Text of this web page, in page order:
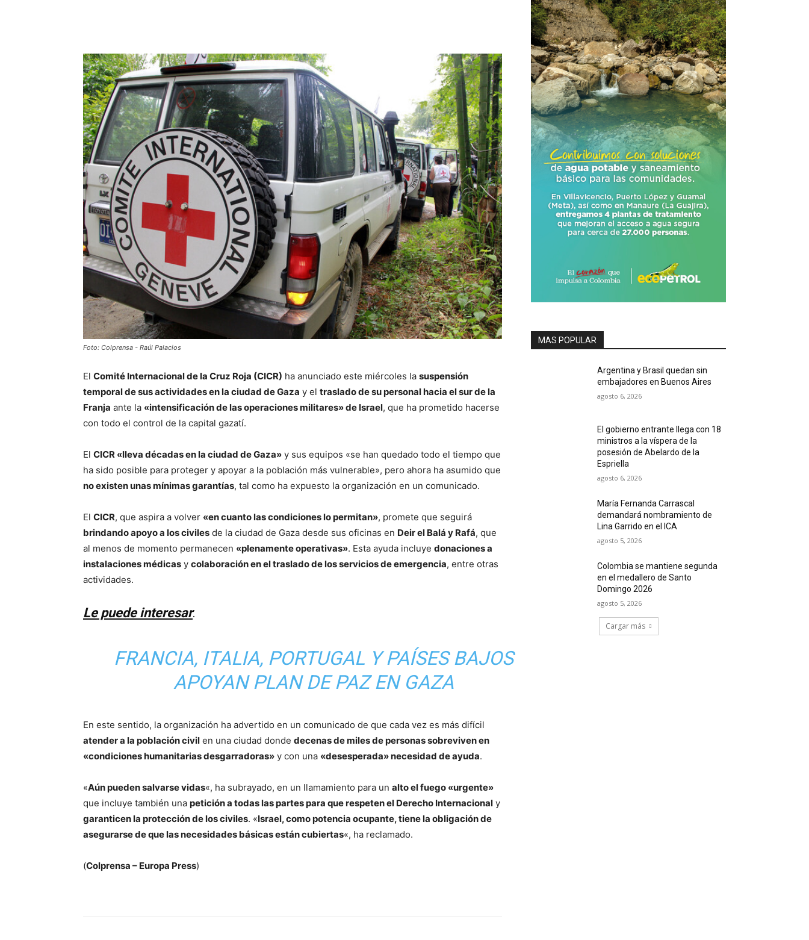
Foto: Colprensa - Raúl Palacios
El Comité Internacional de la Cruz Roja (CICR) ha anunciado este miércoles la suspensión
temporal de sus actividades en la ciudad de Gaza y el traslado de su personal hacia el sur de la
Franja ante la «intensificación de las operaciones militares» de Israel, que ha prometido hacerse
con todo el control de la capital gazatí.
El CICR «lleva décadas en la ciudad de Gaza» y sus equipos «se han quedado todo el tiempo que
ha sido posible para proteger y apoyar a la población más vulnerable», pero ahora ha asumido que
no existen unas mínimas garantías, tal como ha expuesto la organización en un comunicado.
El CICR, que aspira a volver «en cuanto las condiciones lo permitan», promete que seguirá
brindando apoyo a los civiles de la ciudad de Gaza desde sus oficinas en Deir el Balá y Rafá, que
al menos de momento permanecen «plenamente operativas». Esta ayuda incluye donaciones a
instalaciones médicas y colaboración en el traslado de los servicios de emergencia, entre otras
actividades.
Le puede interesar:
FRANCIA, ITALIA, PORTUGAL Y PAÍSES BAJOS
APOYAN PLAN DE PAZ EN GAZA
En este sentido, la organización ha advertido en un comunicado de que cada vez es más difícil
atender a la población civil en una ciudad donde decenas de miles de personas sobreviven en
«condiciones humanitarias desgarradoras» y con una «desesperada» necesidad de ayuda.
«Aún pueden salvarse vidas«, ha subrayado, en un llamamiento para un alto el fuego «urgente»
que incluye también una petición a todas las partes para que respeten el Derecho Internacional y
garanticen la protección de los civiles. «Israel, como potencia ocupante, tiene la obligación de
asegurarse de que las necesidades básicas están cubiertas«, ha reclamado.
(Colprensa – Europa Press)
MAS POPULAR
Argentina y Brasil quedan sin
embajadores en Buenos Aires
agosto 6, 2026
El gobierno entrante llega con 18
ministros a la víspera de la
posesión de Abelardo de la
Espriella
agosto 6, 2026
María Fernanda Carrascal
demandará nombramiento de
Lina Garrido en el ICA
agosto 5, 2026
Colombia se mantiene segunda
en el medallero de Santo
Domingo 2026
agosto 5, 2026
Cargar más